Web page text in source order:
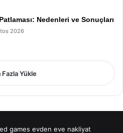
Nedenleri ve Sonuçları
2026
Fazla Yükle
games evden eve nakliyat